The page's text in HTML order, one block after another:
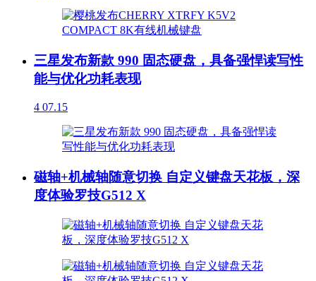
三星发布新款 990 固态硬盘，具备强悍读写性
能与优化功耗表现
4 07.15
磁轴+机械轴随意切换 自定义键盘天花板，深
度体验罗技G512 X